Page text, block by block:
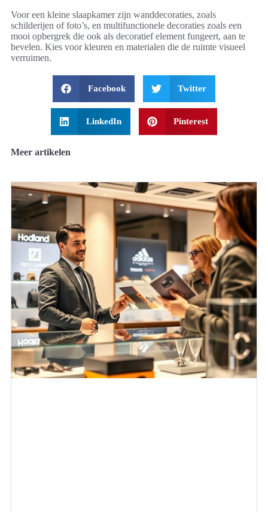
Voor een kleine slaapkamer zijn wanddecoraties, zoals
schilderijen of foto’s, en multifunctionele decoraties zoals een
mooi opbergrek die ook als decoratief element fungeert, aan te
bevelen. Kies voor kleuren en materialen die de ruimte visueel
verruimen.
Facebook Twitter
LinkedIn Pinterest
Meer artikelen